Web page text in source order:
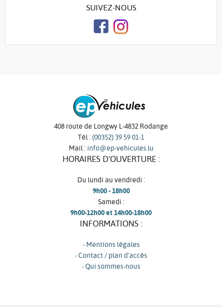
SUIVEZ-NOUS
408 route de Longwy L-4832 Rodange
Tél : (00352) 39 59 01-1
Mail : info@ep-vehicules.lu
HORAIRES D'OUVERTURE :
Du lundi au vendredi :
9h00 - 18h00
Samedi :
9h00-12h00 et 14h00-18h00
INFORMATIONS :
- Mentions légales
- Contact / plan d'accès
- Qui sommes-nous